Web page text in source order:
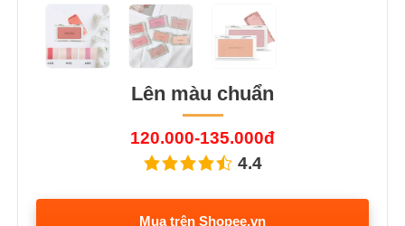
Lên màu chuẩn
120.000-135.000đ
4.4
Mua trên Shopee.vn